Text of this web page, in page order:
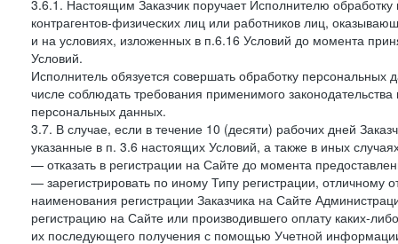
3.6.1. Настоящим Заказчик поручает Исполнителю
контрагентов-физических лиц или работников лиц,
и на условиях, изложенных в п.6.16 Условий до момента
Условий.
Исполнитель обязуется совершать обработку
числе соблюдать требования применимого
персональных данных.
3.7. В случае, если в течение 10 (десяти) рабочих дней
указанные в п. 3.6 настоящих Условий, а также в иных
— отказать в регистрации на Сайте до момента
— зарегистрировать по иному Типу регистрации, отличному
наименования регистрации Заказчика на Сайте
регистрацию на Сайте или производившего оплату каких-
их последующего получения с помощью Учетной